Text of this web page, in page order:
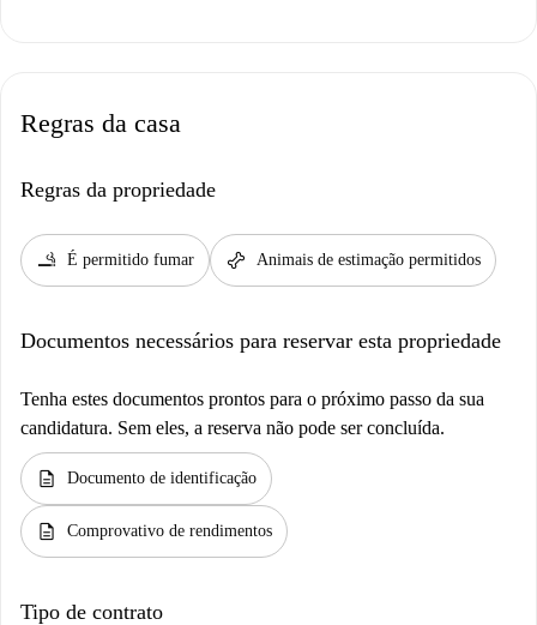
Regras da casa
Regras da propriedade
smoking_rooms É permitido fumar pet_supplies Animais de estimação permitidos
Documentos necessários para reservar esta propriedade
Tenha estes documentos prontos para o próximo passo da sua
candidatura. Sem eles, a reserva não pode ser concluída.
description Documento de identificação
description Comprovativo de rendimentos
Tipo de contrato